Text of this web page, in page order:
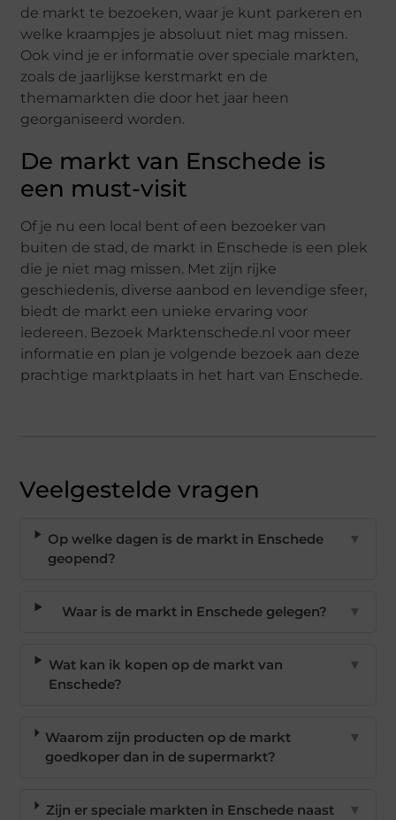
de markt te bezoeken, waar je kunt parkeren en
welke kraampjes je absoluut niet mag missen.
Ook vind je er informatie over speciale markten,
zoals de jaarlijkse kerstmarkt en de
themamarkten die door het jaar heen
georganiseerd worden.
De markt van Enschede is
een must-visit
Of je nu een local bent of een bezoeker van
buiten de stad, de markt in Enschede is een plek
die je niet mag missen. Met zijn rijke
geschiedenis, diverse aanbod en levendige sfeer,
biedt de markt een unieke ervaring voor
iedereen. Bezoek Marktenschede.nl voor meer
informatie en plan je volgende bezoek aan deze
prachtige marktplaats in het hart van Enschede.
Veelgestelde vragen
Op welke dagen is de markt in Enschede
geopend?
▼
Waar is de markt in Enschede gelegen? ▼
Wat kan ik kopen op de markt van
Enschede?
▼
Waarom zijn producten op de markt
goedkoper dan in de supermarkt?
▼
Zijn er speciale markten in Enschede naast
▼